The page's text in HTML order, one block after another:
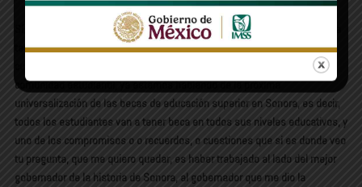
Sí, estoy consciente de lo que implica el reto que es, y a veces no es una
tarea, porque tienes que estar en todo, tienes que estar atento a las
cuestiones, a los compromisos que el gobernador va haciendo con la
comunidad estudiantil, ya estamos hablando de la próxima
universalización de las becas de educación superior en Sonora, es decir,
todos los estudiantes van a tener beca en todos sus niveles educativos, y
uno de los compromisos o o recuerdos, o cuestiones que si es donde veo
tu pregunta, que me quiero quedar, es haber trabajado al lado del mejor
gobernador de la historia de Sonora, al gobernador que me dio la